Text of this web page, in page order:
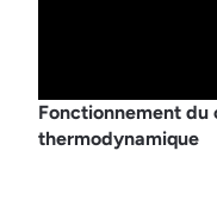
Fonctionnement
thermodynamique